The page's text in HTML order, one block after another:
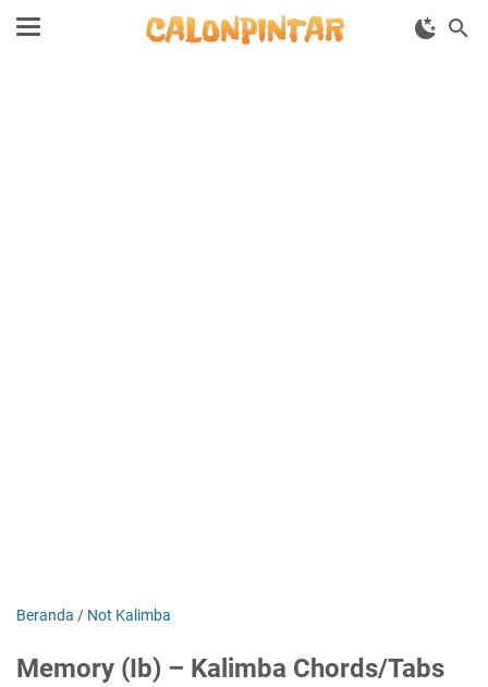
Beranda / Not Kalimba
Memory (Ib) – Kalimba Chords/Tabs